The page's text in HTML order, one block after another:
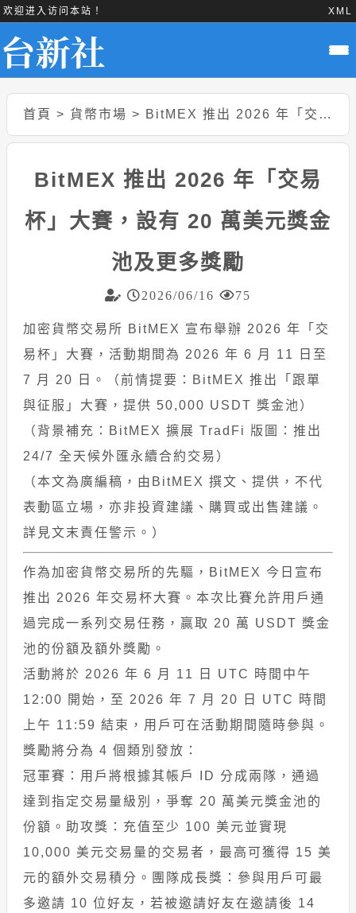
欢迎进入访问本站！ XML
首頁 > 貨幣市場 > BitMEX 推出 2026 年「交易杯」大賽，設有 20 萬美元獎金池及更多獎勵
BitMEX 推出 2026 年「交易
杯」大賽，設有 20 萬美元獎金
池及更多獎勵
2026/06/16 75
加密貨幣交易所 BitMEX 宣布舉辦 2026 年「交
易杯」大賽，活動期間為 2026 年 6 月 11 日至
7 月 20 日。（前情提要：BitMEX 推出「跟單
與征服」大賽，提供 50,000 USDT 獎金池）
（背景補充：BitMEX 擴展 TradFi 版圖：推出
24/7 全天候外匯永續合約交易）
（本文為廣編稿，由BitMEX 撰文、提供，不代
表動區立場，亦非投資建議、購買或出售建議。
詳見文末責任警示。）
作為加密貨幣交易所的先驅，BitMEX 今日宣布
推出 2026 年交易杯大賽。本次比賽允許用戶通
過完成一系列交易任務，贏取 20 萬 USDT 獎金
池的份額及額外獎勵。
活動將於 2026 年 6 月 11 日 UTC 時間中午
12:00 開始，至 2026 年 7 月 20 日 UTC 時間
上午 11:59 結束，用戶可在活動期間隨時參與。
獎勵將分為 4 個類別發放：
冠軍賽：用戶將根據其帳戶 ID 分成兩隊，通過
達到指定交易量級別，爭奪 20 萬美元獎金池的
份額。助攻獎：充值至少 100 美元並實現
10,000 美元交易量的交易者，最高可獲得 15 美
元的額外交易積分。團隊成長獎：參與用戶可最
多邀請 10 位好友，若被邀請好友在邀請後 14